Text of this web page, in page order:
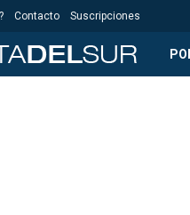
Contacto Suscripciones